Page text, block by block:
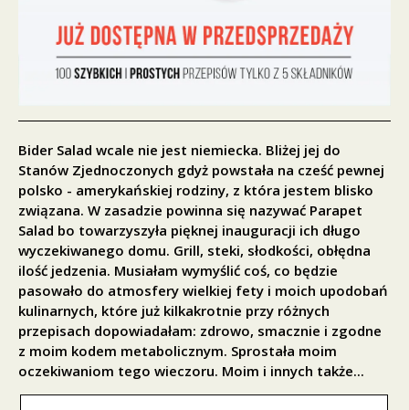
Bider Salad wcale nie jest niemiecka. Bliżej jej do
Stanów Zjednoczonych gdyż powstała na cześć pewnej
polsko - amerykańskiej rodziny, z która jestem blisko
związana. W zasadzie powinna się nazywać Parapet
Salad bo towarzyszyła pięknej inauguracji ich długo
wyczekiwanego domu. Grill, steki, słodkości, obłędna
ilość jedzenia. Musiałam wymyślić coś, co będzie
pasowało do atmosfery wielkiej fety i moich upodobań
kulinarnych, które już kilkakrotnie przy różnych
przepisach dopowiadałam: zdrowo, smacznie i zgodne
z moim kodem metabolicznym. Sprostała moim
oczekiwaniom tego wieczoru. Moim i innych także...